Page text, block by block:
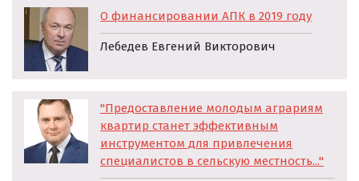
О финансировании АПК в 2019 году
Лебедев Евгений Викторович
"Предоставление молодым аграриям
квартир станет эффективным
инструментом для привлечения
специалистов в сельскую местность..."